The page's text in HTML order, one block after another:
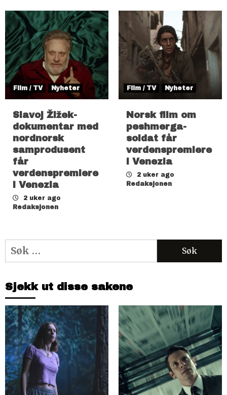
Film / TV Nyheter
Slavoj Žižek-
dokumentar med
nordnorsk
samprodusent
får
verdenspremiere
i Venezia
2 uker ago
Redaksjonen
Film / TV Nyheter
Norsk film om
peshmerga-
soldat får
verdenspremiere
i Venezia
2 uker ago
Redaksjonen
Søk
etter:
Sjekk ut disse sakene